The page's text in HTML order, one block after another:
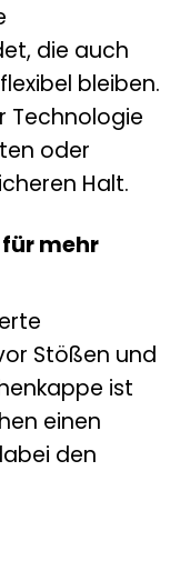
die auch
bleiben.
Technologie
oder
Halt.
mehr
Stößen und
ist
einen
den